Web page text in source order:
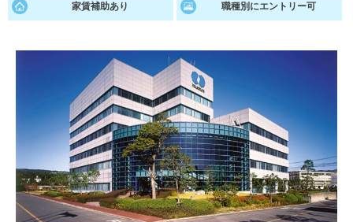
就活時事ニュースを更新
家賃補助あり 職種別にエントリー可